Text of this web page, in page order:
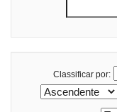
Classificar por: